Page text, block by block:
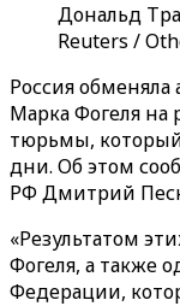
Дональд
Reuters /
Россия обменяла
Марка Фогеля на
тюрьмы,
дни. Об этом
РФ Дмитрий
«Результатом
Фогеля, а также
Федерации,